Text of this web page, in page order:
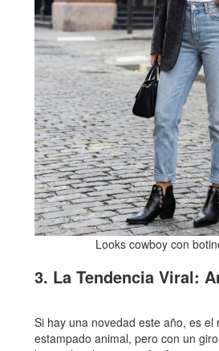
Looks cowboy con
3. La Tendencia Viral:
Si hay una novedad este año, es el
estampado animal, pero con un